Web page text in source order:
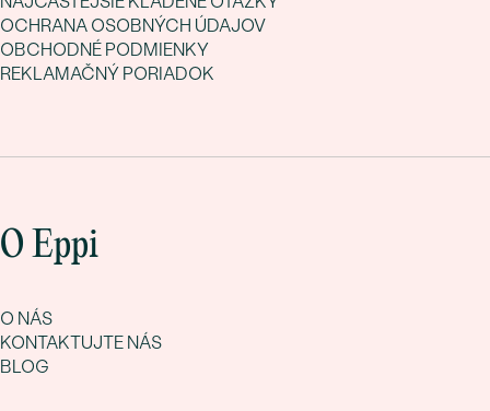
OCHRANA OSOBNÝCH ÚDAJOV
OBCHODNÉ PODMIENKY
REKLAMAČNÝ PORIADOK
O Eppi
O NÁS
KONTAKTUJTE NÁS
BLOG